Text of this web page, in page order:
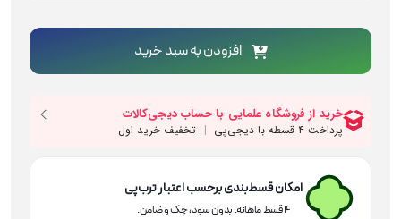
3321
عدد
افزودن به سبد خرید
امکان قسط‌بندی برحسب اعتبار ترب‌پی
۴ قسط ماهانه. بدون سود، چک و ضامن.